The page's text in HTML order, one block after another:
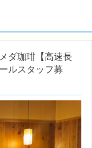
ダ珈琲【高速長
ルスタッフ募